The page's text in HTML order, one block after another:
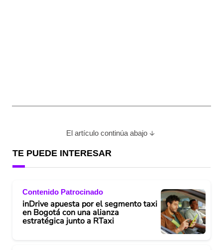
El artículo continúa abajo
TE PUEDE INTERESAR
Contenido Patrocinado
inDrive apuesta por el segmento taxi
en Bogotá con una alianza
estratégica junto a RTaxi